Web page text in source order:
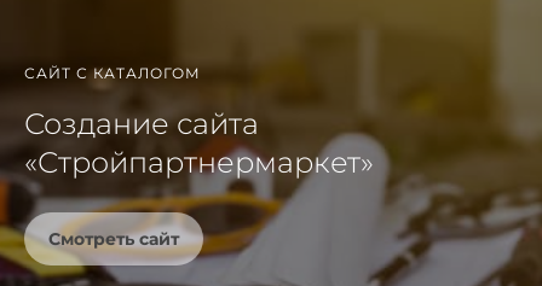
САЙТ С КАТАЛОГОМ
Создание сайта
«Стройпартнермаркет»
Смотреть сайт